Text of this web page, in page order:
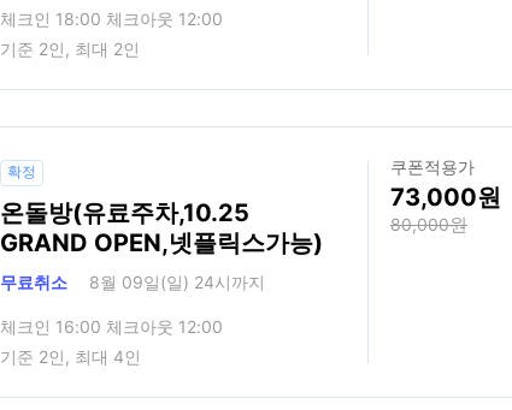
체크인 18:00 체크아웃 12:00
기준 2인, 최대 2인
확정
온돌방(유료주차,10.25
GRAND OPEN,넷플릭스가능)
무료취소 8월 09일(일) 24시까지
체크인 16:00 체크아웃 12:00
기준 2인, 최대 4인
쿠폰적용가
73,000
80,000